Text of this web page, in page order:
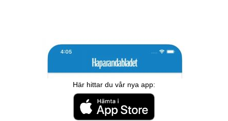
Här hittar du vår nya app: